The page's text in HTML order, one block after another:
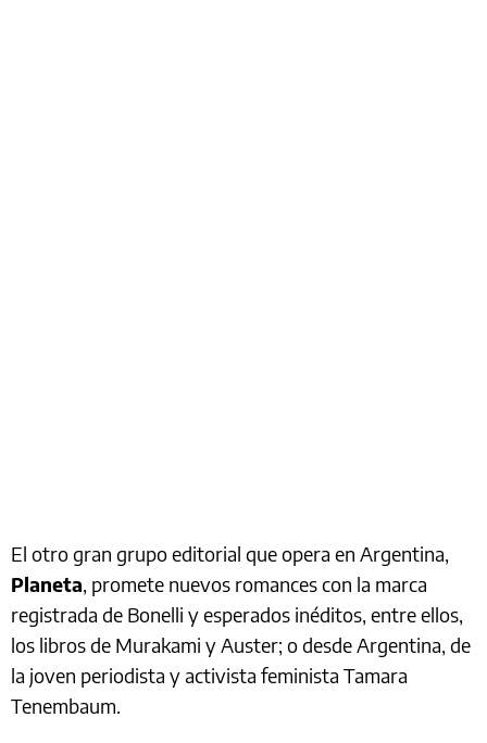
El otro gran grupo editorial que opera en Argentina,
Planeta, promete nuevos romances con la marca
registrada de Bonelli y esperados inéditos, entre ellos,
los libros de Murakami y Auster; o desde Argentina, de
la joven periodista y activista feminista Tamara
Tenembaum.